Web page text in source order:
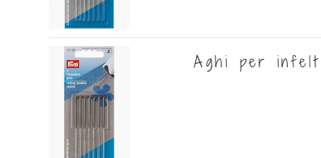
Aghi per